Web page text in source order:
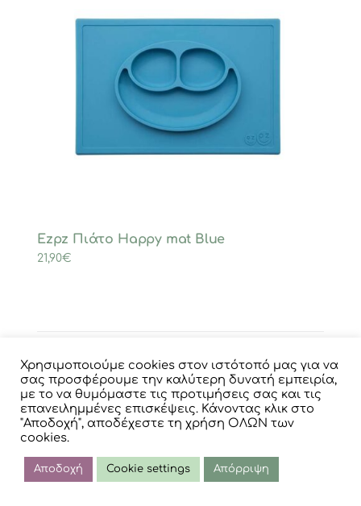
Ezpz Πιάτο Happy mat Blue
21,90€
Προσθήκη στο καλάθι Λεπτομέρειες
Χρησιμοποιούμε cookies στον ιστότοπό μας για να
σας προσφέρουμε την καλύτερη δυνατή εμπειρία,
με το να θυμόμαστε τις προτιμήσεις σας και τις
επανειλημμένες επισκέψεις. Κάνοντας κλικ στο
"Αποδοχή", αποδέχεστε τη χρήση ΟΛΩΝ των
cookies.
Αποδοχή Cookie settings Απόρριψη